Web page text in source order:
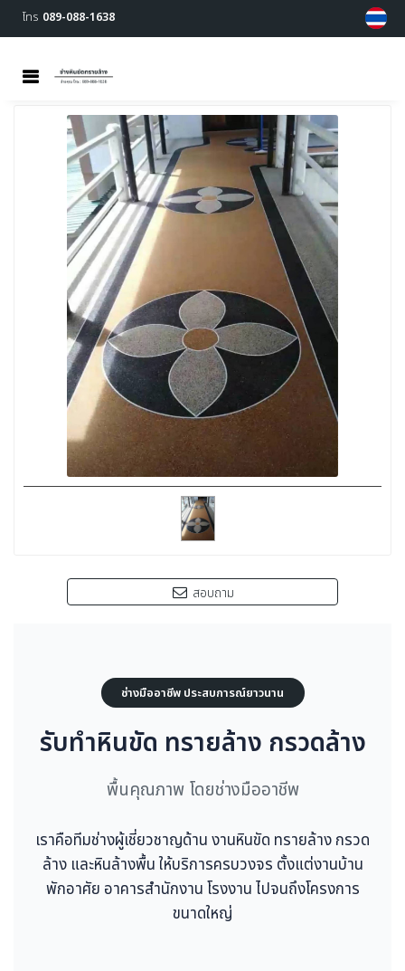
โทร 089-088-1638
MENU
สอบถาม
ช่างมืออาชีพ ประสบการณ์ยาวนาน
รับทำหินขัด ทรายล้าง กรวดล้าง
พื้นคุณภาพ โดยช่างมืออาชีพ
เราคือทีมช่างผู้เชี่ยวชาญด้าน งานหินขัด ทรายล้าง กรวด
ล้าง และหินล้างพื้น ให้บริการครบวงจร ตั้งแต่งานบ้าน
พักอาศัย อาคารสำนักงาน โรงงาน ไปจนถึงโครงการ
ขนาดใหญ่